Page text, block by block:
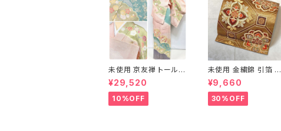
未使用 京友禅 トールサ
イズ 染め分け 金彩 訪
問着 袷 正絹 ピンク 黄
緑 紫 黄色 1438
¥29,520
10%OFF
未使用 金繍錦 引箔 蜀
江文 唐織 華紋 袋帯 正
絹 金糸 ゴールド 赤 紫
710
¥9,660
30%OFF